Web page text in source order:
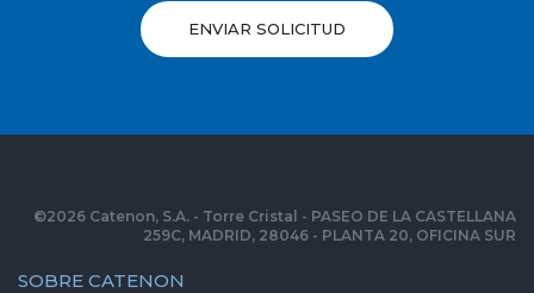
ENVIAR SOLICITUD
SOBRE CATENON
©2026 Catenon, S.A. - Torre Cristal - PASEO DE LA CASTELLANA
259C, MADRID, 28046 - PLANTA 20, OFICINA SUR